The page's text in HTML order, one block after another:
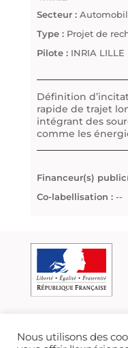
Secteur :
Type : Projet de
Pilote : INRIA LILLE
Définition
rapide de trajet
intégrant des
comme les
Financeur(s)
Co-labellisation : --
Nous utilisons des